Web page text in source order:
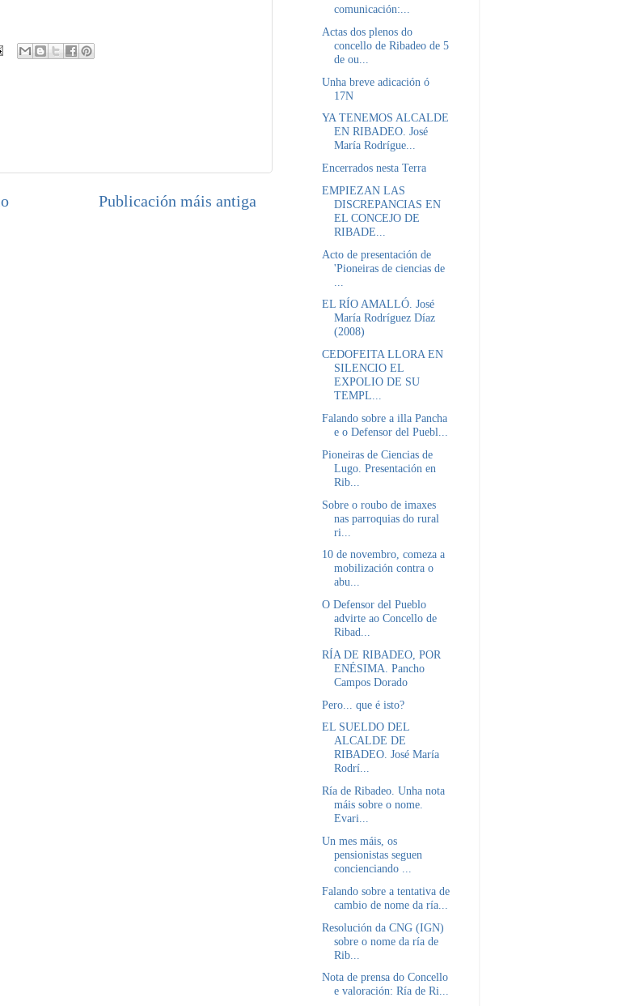
Publicación máis antiga
comunicación:...
Actas dos plenos do
concello de Ribadeo de 5
de ou...
Unha breve adicación ó
17N
YA TENEMOS ALCALDE
EN RIBADEO. José
María Rodrígue...
Encerrados nesta Terra
EMPIEZAN LAS
DISCREPANCIAS EN
EL CONCEJO DE
RIBADE...
Acto de presentación de
'Pioneiras de ciencias de
EL RÍO AMALLÓ. José
María Rodríguez Díaz
(2008)
CEDOFEITA LLORA EN
SILENCIO EL
EXPOLIO DE SU
TEMPL...
Falando sobre a illa Pancha
e o Defensor del Puebl...
Pioneiras de Ciencias de
Lugo. Presentación en
Rib...
Sobre o roubo de imaxes
nas parroquias do rural
ri...
10 de novembro, comeza a
mobilización contra o
abu...
O Defensor del Pueblo
advirte ao Concello de
Ribad...
RÍA DE RIBADEO, POR
ENÉSIMA. Pancho
Campos Dorado
Pero... que é isto?
EL SUELDO DEL
ALCALDE DE
RIBADEO. José María
Rodrí...
Ría de Ribadeo. Unha nota
máis sobre o nome.
Evari...
Un mes máis, os
pensionistas seguen
concienciando ...
Falando sobre a tentativa de
cambio de nome da ría...
Resolución da CNG (IGN)
sobre o nome da ría de
Rib...
Nota de prensa do Concello
e valoración: Ría de Ri...